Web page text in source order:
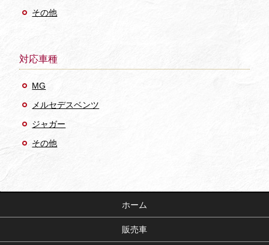
その他
対応車種
MG
メルセデスベンツ
ジャガー
その他
ホーム
販売車